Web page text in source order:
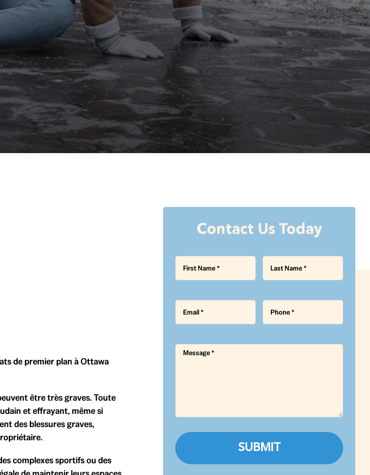
de premier plan à Ottawa
être très graves. Toute
et effrayant, même si
des blessures graves,
complexes sportifs ou des
Contact Us Today